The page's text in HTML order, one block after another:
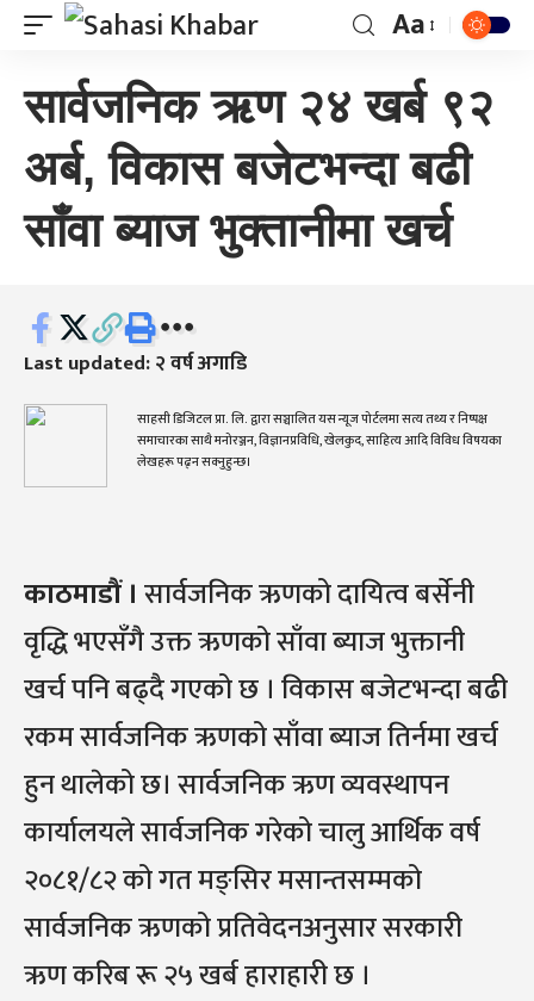
Aa
सार्वजनिक ऋण २४ खर्ब ९२
अर्ब, विकास बजेटभन्दा बढी
साँवा ब्याज भुक्तानीमा खर्च
Last updated: २ वर्ष अगाडि
साहसी डिजिटल प्रा. लि. द्वारा सञ्चालित यस न्यूज पोर्टलमा सत्य तथ्य र निष्पक्ष
समाचारका साथै मनोरञ्जन, विज्ञानप्रविधि, खेलकुद, साहित्य आदि विविध विषयका
लेखहरू पढ्न सक्नुहुन्छ।
काठमाडौं । सार्वजनिक ऋणको दायित्व बर्सेनी
वृद्धि भएसँगै उक्त ऋणको साँवा ब्याज भुक्तानी
खर्च पनि बढ्दै गएको छ । विकास बजेटभन्दा बढी
रकम सार्वजनिक ऋणको साँवा ब्याज तिर्नमा खर्च
हुन थालेको छ। सार्वजनिक ऋण व्यवस्थापन
कार्यालयले सार्वजनिक गरेको चालु आर्थिक वर्ष
२०८१/८२ को गत मङ्सिर मसान्तसम्मको
सार्वजनिक ऋणको प्रतिवेदनअनुसार सरकारी
ऋण करिब रू २५ खर्ब हाराहारी छ ।